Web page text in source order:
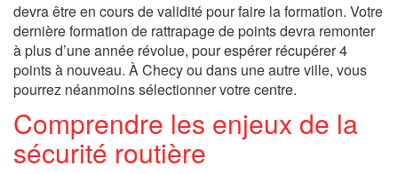
devra être en cours de validité pour faire la formation. Votre
dernière formation de rattrapage de points devra remonter
à plus d’une année révolue, pour espérer récupérer 4
points à nouveau. À Checy ou dans une autre ville, vous
pourrez néanmoins sélectionner votre centre.
Comprendre les enjeux de la
sécurité routière